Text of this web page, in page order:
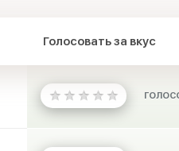
Голосовать за вкус